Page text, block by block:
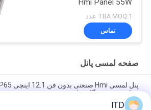
Hmi Panel 55W
TBA MOQ:1 عدد
تماس
صفحه لمسی پانل
مداربسته فرودگاه ریلی
ITD